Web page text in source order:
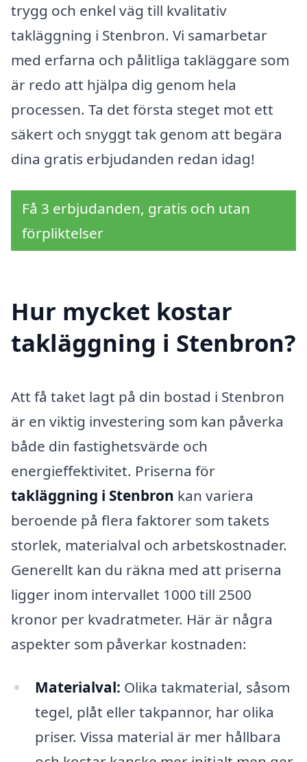
trygg och enkel väg till kvalitativ
takläggning i Stenbron. Vi samarbetar
med erfarna och pålitliga takläggare som
är redo att hjälpa dig genom hela
processen. Ta det första steget mot ett
säkert och snyggt tak genom att begära
dina gratis erbjudanden redan idag!
Få 3 erbjudanden, gratis och utan
förpliktelser
Hur mycket kostar
takläggning i Stenbron?
Att få taket lagt på din bostad i Stenbron
är en viktig investering som kan påverka
både din fastighetsvärde och
energieffektivitet. Priserna för
takläggning i Stenbron kan variera
beroende på flera faktorer som takets
storlek, materialval och arbetskostnader.
Generellt kan du räkna med att priserna
ligger inom intervallet 1000 till 2500
kronor per kvadratmeter. Här är några
aspekter som påverkar kostnaden:
Materialval: Olika takmaterial, såsom
tegel, plåt eller takpannor, har olika
priser. Vissa material är mer hållbara